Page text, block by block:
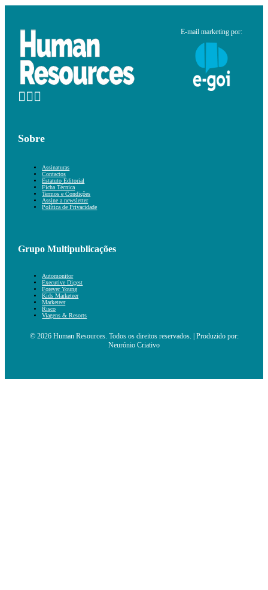
E-mail marketing por:
Sobre
Assinaturas
Contactos
Estatuto Editorial
Ficha Técnica
Termos e Condições
Assine a newsletter
Política de Privacidade
Grupo Multipublicações
Automonitor
Executive Digest
Forever Young
Kids Marketeer
Marketeer
Risco
Viagens & Resorts
© 2026 Human Resources. Todos os direitos reservados. | Produzido por:
Neurónio Criativo